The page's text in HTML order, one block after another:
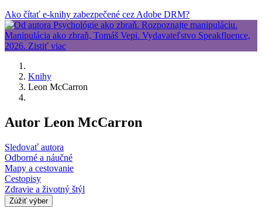
Ako čítať e-knihy zabezpečené cez Adobe DRM?
Knihy
Leon McCarron
Autor Leon McCarron
Sledovať autora
Odborné a náučné
Mapy a cestovanie
Cestopisy
Zdravie a životný štýl
Zúžiť výber